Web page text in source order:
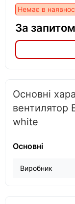
Немає в
За запитом
Основні
вентилятор
white
Основні
Виробник